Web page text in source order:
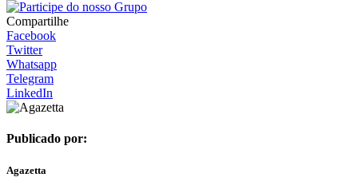
Compartilhe
Facebook
Twitter
Whatsapp
Telegram
LinkedIn
Publicado por:
Agazetta